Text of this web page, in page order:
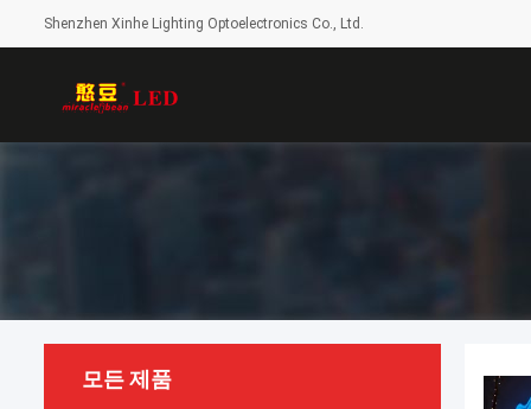
Shenzhen Xinhe Lighting Optoelectronics Co., Ltd.
모든 제품